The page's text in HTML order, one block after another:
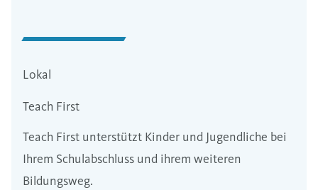
Lokal
Teach First
Teach First unterstützt Kinder und Jugendliche bei
Ihrem Schulabschluss und ihrem weiteren
Bildungsweg.